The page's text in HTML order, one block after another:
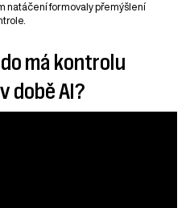
natáčení formovaly přemýšlení
má kontrolu
době AI?